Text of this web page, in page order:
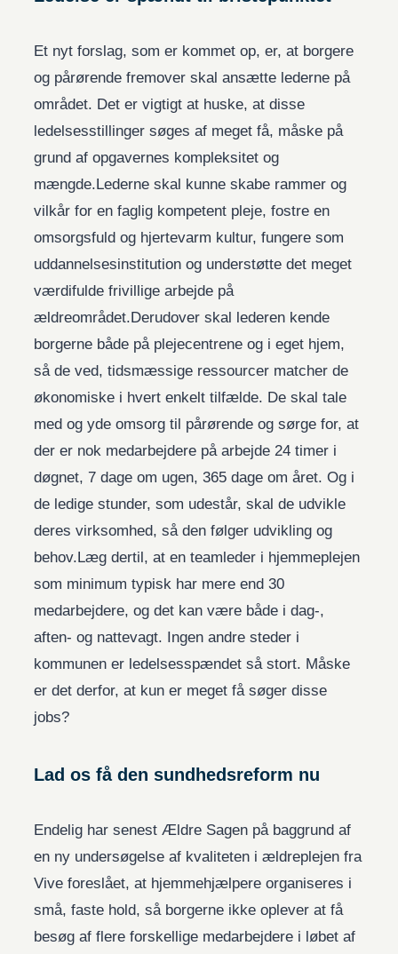
Et nyt forslag, som er kommet op, er, at borgere
og pårørende fremover skal ansætte lederne på
området. Det er vigtigt at huske, at disse
ledelsesstillinger søges af meget få, måske på
grund af opgavernes kompleksitet og
mængde.Lederne skal kunne skabe rammer og
vilkår for en faglig kompetent pleje, fostre en
omsorgsfuld og hjertevarm kultur, fungere som
uddannelsesinstitution og understøtte det meget
værdifulde frivillige arbejde på
ældreområdet.Derudover skal lederen kende
borgerne både på plejecentrene og i eget hjem,
så de ved, tidsmæssige ressourcer matcher de
økonomiske i hvert enkelt tilfælde. De skal tale
med og yde omsorg til pårørende og sørge for, at
der er nok medarbejdere på arbejde 24 timer i
døgnet, 7 dage om ugen, 365 dage om året. Og i
de ledige stunder, som udestår, skal de udvikle
deres virksomhed, så den følger udvikling og
behov.Læg dertil, at en teamleder i hjemmeplejen
som minimum typisk har mere end 30
medarbejdere, og det kan være både i dag-,
aften- og nattevagt. Ingen andre steder i
kommunen er ledelsesspændet så stort. Måske
er det derfor, at kun er meget få søger disse
jobs?
Lad os få den sundhedsreform nu
Endelig har senest Ældre Sagen på baggrund af
en ny undersøgelse af kvaliteten i ældreplejen fra
Vive foreslået, at hjemmehjælpere organiseres i
små, faste hold, så borgerne ikke oplever at få
besøg af flere forskellige medarbejdere i løbet af